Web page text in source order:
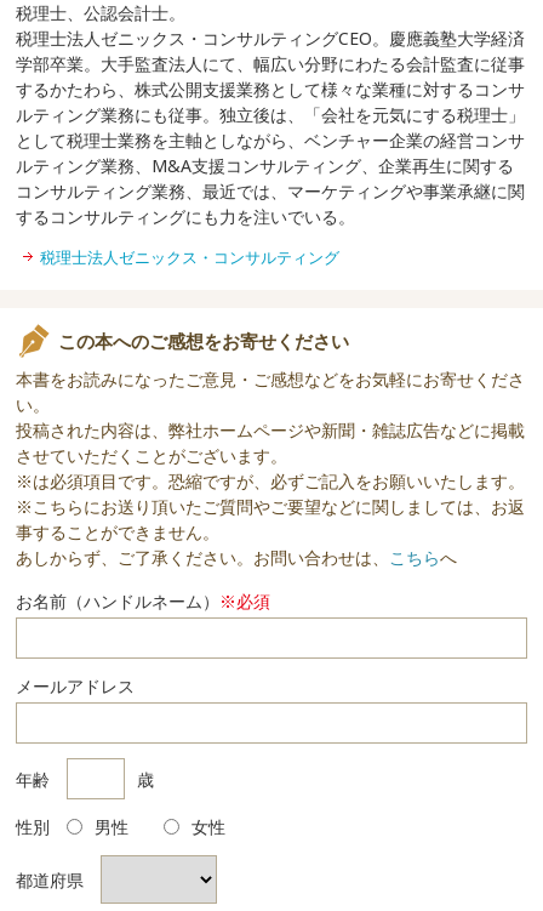
税理士、公認会計士。
税理士法人ゼニックス・コンサルティングCEO。慶應義塾大学経済
学部卒業。大手監査法人にて、幅広い分野にわたる会計監査に従事
するかたわら、株式公開支援業務として様々な業種に対するコンサ
ルティング業務にも従事。独立後は、「会社を元気にする税理士」
として税理士業務を主軸としながら、ベンチャー企業の経営コンサ
ルティング業務、M&A支援コンサルティング、企業再生に関する
コンサルティング業務、最近では、マーケティングや事業承継に関
するコンサルティングにも力を注いでいる。
税理士法人ゼニックス・コンサルティング
この本へのご感想をお寄せください
本書をお読みになったご意見・ご感想などをお気軽にお寄せくださ
い。
投稿された内容は、弊社ホームページや新聞・雑誌広告などに掲載
させていただくことがございます。
※は必須項目です。恐縮ですが、必ずご記入をお願いいたします。
※こちらにお送り頂いたご質問やご要望などに関しましては、お返
事することができません。
あしからず、ご了承ください。お問い合わせは、 こちらへ
お名前（ハンドルネーム） ※必須
メールアドレス
年齢 歳
性別 男性 女性
都道府県